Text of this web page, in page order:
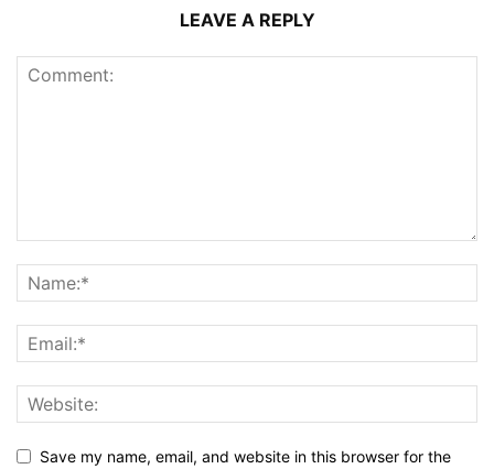
LEAVE A REPLY
Save my name, email, and website in this browser for the